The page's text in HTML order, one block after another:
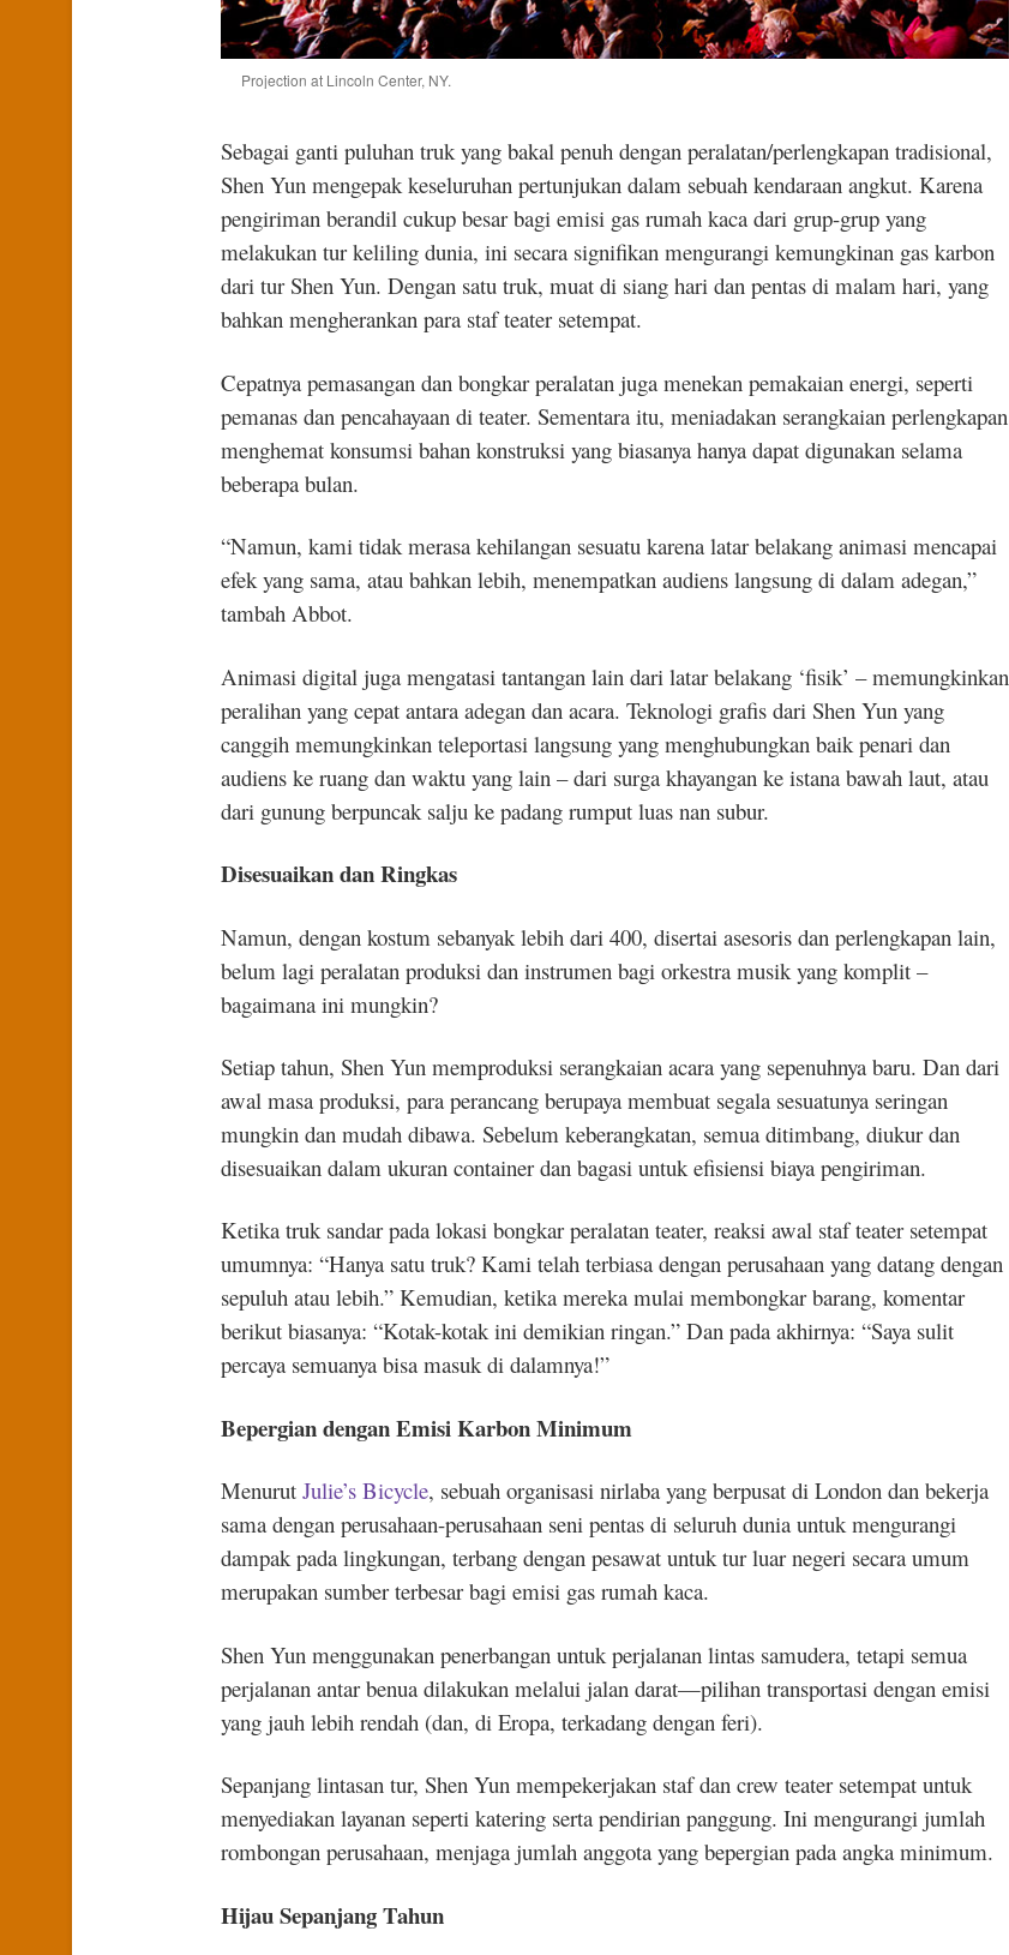
Projection at Lincoln Center, NY.
Sebagai ganti puluhan truk yang bakal penuh dengan peralatan/perlengkapan tradisional,
Shen Yun mengepak keseluruhan pertunjukan dalam sebuah kendaraan angkut. Karena
pengiriman berandil cukup besar bagi emisi gas rumah kaca dari grup-grup yang
melakukan tur keliling dunia, ini secara signifikan mengurangi kemungkinan gas karbon
dari tur Shen Yun. Dengan satu truk, muat di siang hari dan pentas di malam hari, yang
bahkan mengherankan para staf teater setempat.
Cepatnya pemasangan dan bongkar peralatan juga menekan pemakaian energi, seperti
pemanas dan pencahayaan di teater. Sementara itu, meniadakan serangkaian perlengkapan
menghemat konsumsi bahan konstruksi yang biasanya hanya dapat digunakan selama
beberapa bulan.
“Namun, kami tidak merasa kehilangan sesuatu karena latar belakang animasi mencapai
efek yang sama, atau bahkan lebih, menempatkan audiens langsung di dalam adegan,”
tambah Abbot.
Animasi digital juga mengatasi tantangan lain dari latar belakang ‘fisik’ – memungkinkan
peralihan yang cepat antara adegan dan acara. Teknologi grafis dari Shen Yun yang
canggih memungkinkan teleportasi langsung yang menghubungkan baik penari dan
audiens ke ruang dan waktu yang lain – dari surga khayangan ke istana bawah laut, atau
dari gunung berpuncak salju ke padang rumput luas nan subur.
Disesuaikan dan Ringkas
Namun, dengan kostum sebanyak lebih dari 400, disertai asesoris dan perlengkapan lain,
belum lagi peralatan produksi dan instrumen bagi orkestra musik yang komplit –
bagaimana ini mungkin?
Setiap tahun, Shen Yun memproduksi serangkaian acara yang sepenuhnya baru. Dan dari
awal masa produksi, para perancang berupaya membuat segala sesuatunya seringan
mungkin dan mudah dibawa. Sebelum keberangkatan, semua ditimbang, diukur dan
disesuaikan dalam ukuran container dan bagasi untuk efisiensi biaya pengiriman.
Ketika truk sandar pada lokasi bongkar peralatan teater, reaksi awal staf teater setempat
umumnya: “Hanya satu truk? Kami telah terbiasa dengan perusahaan yang datang dengan
sepuluh atau lebih.” Kemudian, ketika mereka mulai membongkar barang, komentar
berikut biasanya: “Kotak-kotak ini demikian ringan.” Dan pada akhirnya: “Saya sulit
percaya semuanya bisa masuk di dalamnya!”
Bepergian dengan Emisi Karbon Minimum
Menurut Julie’s Bicycle, sebuah organisasi nirlaba yang berpusat di London dan bekerja
sama dengan perusahaan-perusahaan seni pentas di seluruh dunia untuk mengurangi
dampak pada lingkungan, terbang dengan pesawat untuk tur luar negeri secara umum
merupakan sumber terbesar bagi emisi gas rumah kaca.
Shen Yun menggunakan penerbangan untuk perjalanan lintas samudera, tetapi semua
perjalanan antar benua dilakukan melalui jalan darat—pilihan transportasi dengan emisi
yang jauh lebih rendah (dan, di Eropa, terkadang dengan feri).
Sepanjang lintasan tur, Shen Yun mempekerjakan staf dan crew teater setempat untuk
menyediakan layanan seperti katering serta pendirian panggung. Ini mengurangi jumlah
rombongan perusahaan, menjaga jumlah anggota yang bepergian pada angka minimum.
Hijau Sepanjang Tahun